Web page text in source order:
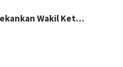
Wakil Ket…